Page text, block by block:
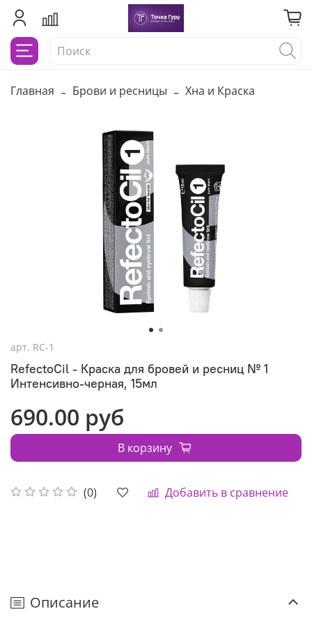
Главная Брови и ресницы Хна и Краска
арт. RC-1
RefectoCil - Краска для бровей и ресниц № 1
Интенсивно-черная, 15мл
(0) Добавить в сравнение
690.00 руб
В корзину
Описание